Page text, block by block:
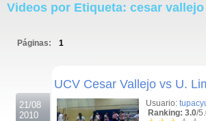
Videos por Etiqueta: cesar vallejo
Páginas: 1
21/08
2010
UCV Cesar Vallejo vs U.
Usuario:
Ranking: 3.0/